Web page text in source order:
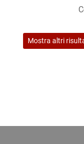
Mostra altri